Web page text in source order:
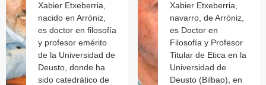
Xabier Etxeberria,
nacido en Arróniz,
es doctor en filosofía
y profesor emérito
de la Universidad de
Deusto, donde ha
sido catedrático de
Xabier Etxeberria,
navarro, de Arróniz,
es Doctor en
Filosofía y Profesor
Titular de Etica en la
Universidad de
Deusto (Bilbao), en